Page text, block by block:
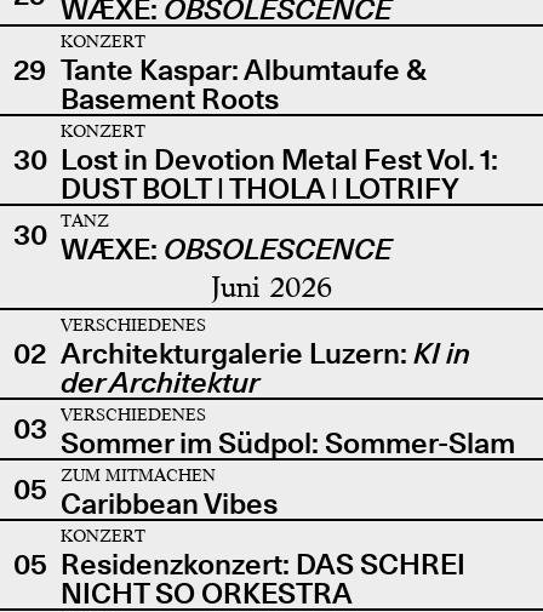
WÆXE: OBSOLESCENCE
29
KONZERT
Tante Kaspar: Albumtaufe &
Basement Roots
30
KONZERT
Lost in Devotion Metal Fest Vol. 1:
DUST BOLT | THOLA | LOTRIFY
30
TANZ
WÆXE: OBSOLESCENCE
Juni 2026
02
VERSCHIEDENES
Architekturgalerie Luzern: KI in
der Architektur
03
VERSCHIEDENES
Sommer im Südpol: Sommer-Slam
05
ZUM MITMACHEN
Caribbean Vibes
05
KONZERT
Residenzkonzert: DAS SCHREI
NICHT SO ORKESTRA